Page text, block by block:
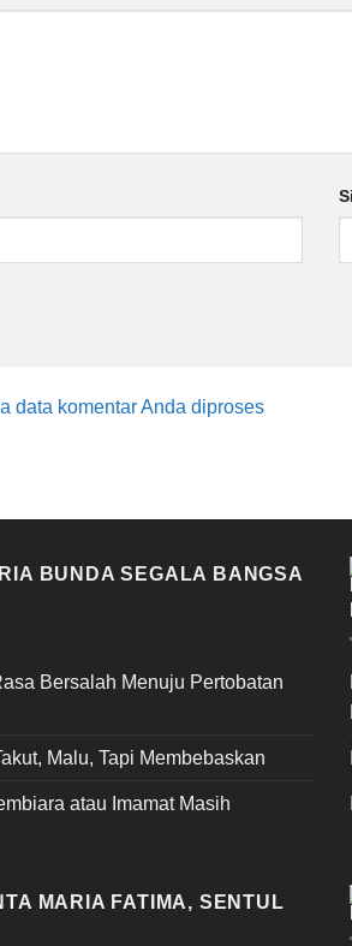
data komentar Anda diproses
BUNDA SEGALA BANGSA
Bersalah Menuju Pertobatan
Malu, Tapi Membebaskan
atau Imamat Masih
MARIA FATIMA, SENTUL